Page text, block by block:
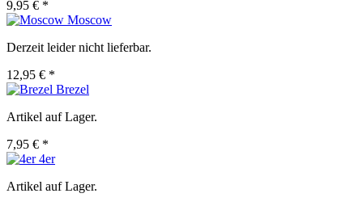
9,95 € *
Moscow
Derzeit leider nicht lieferbar.
12,95 € *
Brezel
Artikel auf Lager.
7,95 € *
4er
Artikel auf Lager.